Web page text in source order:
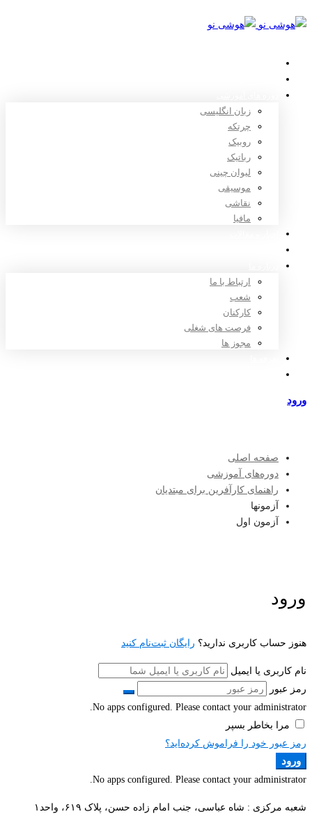
زبان انگلیسی
چرتکه
روبیک
رباتیک
لیوان چینی
موسیقی
نقاشی
مافیا
ارتباط با ما
شعب
کارکنان
فرصت های شغلی
مجوز ها
ورود
صفحه اصلی
دوره‌های آموزشی
راهنمای کارآفرین برای مبتدیان
آزمونها
آزمون اول
ورود
هنوز حساب کاربری ندارید؟ رایگان ثبت‌نام کنید
نام کاربری یا ایمیل
رمز عبور
No apps configured. Please contact your administrator.
مرا بخاطر بسپر
رمز عبور خود را فراموش کرده‌اید؟
ورود
No apps configured. Please contact your administrator.
شعبه مرکزی : شاه عباسی، جنب امام زاده حسن، پلاک ۶۱۹، واحد۱​